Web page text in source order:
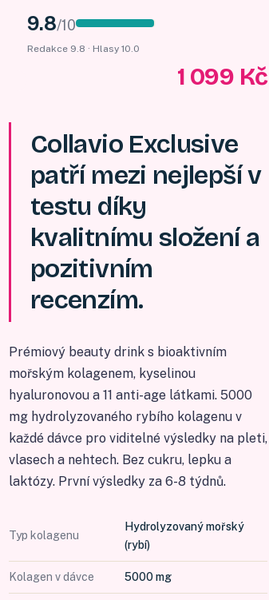
9.8/10
Redakce 9.8 · Hlasy 10.0
1 099 Kč
Collavio Exclusive
patří mezi nejlepší v
testu díky
kvalitnímu složení a
pozitivním
recenzím.
Prémiový beauty drink s bioaktivním
mořským kolagenem, kyselinou
hyaluronovou a 11 anti-age látkami. 5000
mg hydrolyzovaného rybího kolagenu v
každé dávce pro viditelné výsledky na pleti,
vlasech a nehtech. Bez cukru, lepku a
laktózy. První výsledky za 6-8 týdnů.
Typ kolagenu
Hydrolyzovaný mořský
(rybí)
Kolagen v dávce 5000 mg